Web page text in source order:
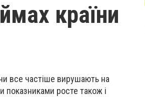
країни
все частіше вирушають на
показниками росте також і